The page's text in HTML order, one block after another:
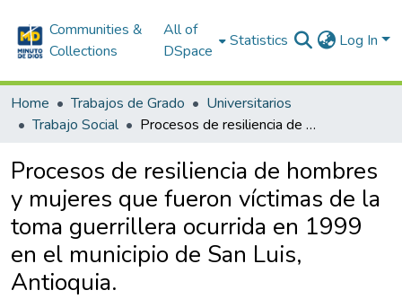
Communities &
Collections
All of
DSpace
Statistics Log In
Home Trabajos de Grado
Universitarios
Trabajo Social
Procesos de resiliencia de hombres y mujeres que fueron víctimas de la toma guerrillera ocurrida en 1999 en el municipio de San Luis, Antioquia.
Procesos de resiliencia de hombres
y mujeres que fueron víctimas de la
toma guerrillera ocurrida en 1999
en el municipio de San Luis,
Antioquia.